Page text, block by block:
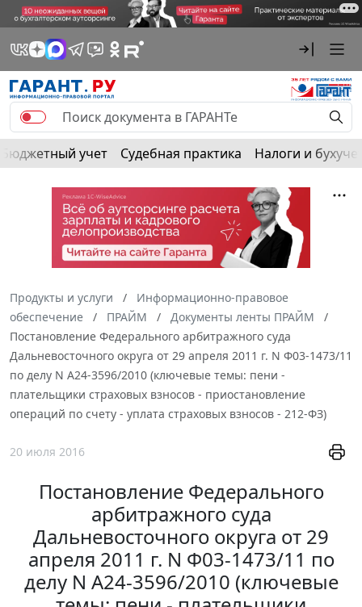
Бюджетный учет Судебная практика Налоги и
Продукты и услуги
Информационно-правовое
обеспечение
ПРАЙМ
Документы ленты ПРАЙМ
Постановление Федерального арбитражного суда
Дальневосточного округа от 29 апреля 2011 г. N Ф03-1473/11
по делу N А24-3596/2010 (ключевые темы: пени -
плательщики страховых взносов - приостановление
операций по счету - уплата страховых взносов - 212-ФЗ)
20 июля 2016
Постановление Федерального
арбитражного суда
Дальневосточного округа от 29
апреля 2011 г. N Ф03-1473/11 по
делу N А24-3596/2010 (ключевые